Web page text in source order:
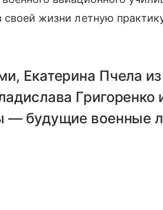
жизни летную
Екатерина Пчела из
Григоренко
— будущие военные